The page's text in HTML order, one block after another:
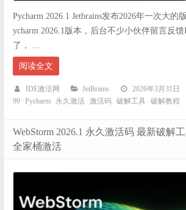
Pycharm 2026.1 Jetbrains发布2026年一次大的
ycharm 2026.1版本，后台不少小伙伴留言反
了， ...
阅读全文
IDE激活网 JetBrains 2026年3月31日
99 Pycharm 永久激活 激活码 破解工具 破解教程
WebStorm 2026.1 永久激活码 最新破解
全家桶激活